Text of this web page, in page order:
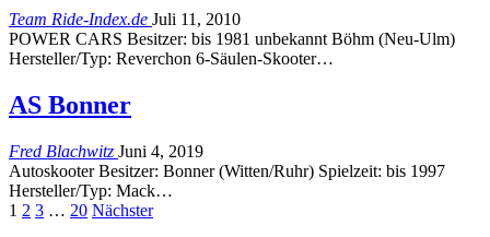
Team Ride-Index.de Juli 11, 2010
POWER CARS Besitzer: bis 1981 unbekannt Böhm (Neu-Ulm)
Hersteller/Typ: Reverchon 6-Säulen-Skooter…
AS Bonner
Fred Blachwitz Juni 4, 2019
Autoskooter Besitzer: Bonner (Witten/Ruhr) Spielzeit: bis 1997
Hersteller/Typ: Mack…
1 2 3 … 20 Nächster